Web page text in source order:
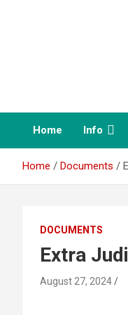
ด้วยใจ
Home Info
Home Documents
DOCUMENTS
Extra
August 27, 2024